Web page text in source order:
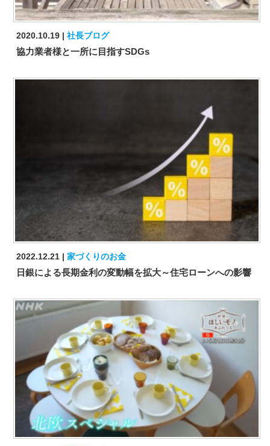
2020.10.19 社長ブログ
協力業者様と一所に目指すSDGs
2022.12.21 家づくりのお金
日銀による長期金利の変動幅を拡大～住宅ローンへの影響